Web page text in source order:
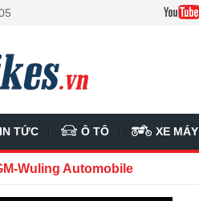
TỨC Ô TÔ XE MÁY
Wuling Automobile